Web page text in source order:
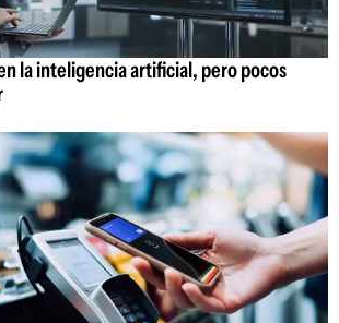
la inteligencia artificial, pero pocos